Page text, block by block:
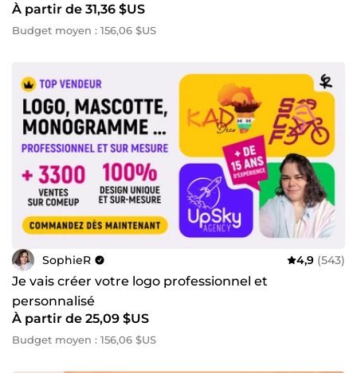
À partir de 31,36 $US
Budget moyen : 156,06 $US
SophieR 4,9 (543)
Je vais créer votre logo professionnel et
personnalisé
À partir de 25,09 $US
Budget moyen : 156,06 $US